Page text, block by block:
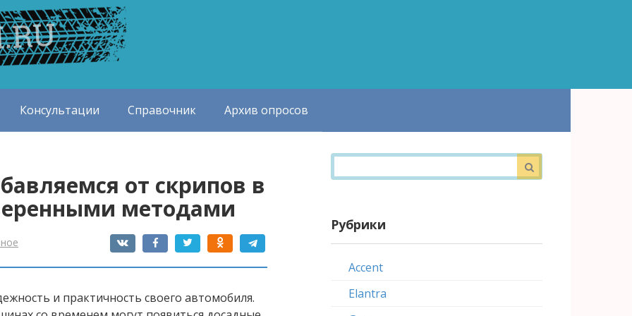
Консультации Справочник Архив опросов
от скрипов в
методами
и практичность своего автомобиля.
Поиск:
Рубрики
Accent
Elantra